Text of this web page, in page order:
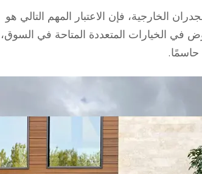
الخارجية، فإن الاعتبار المهم التالي هو
في الخيارات المتعددة المتاحة في السوق،
حاسمًا.